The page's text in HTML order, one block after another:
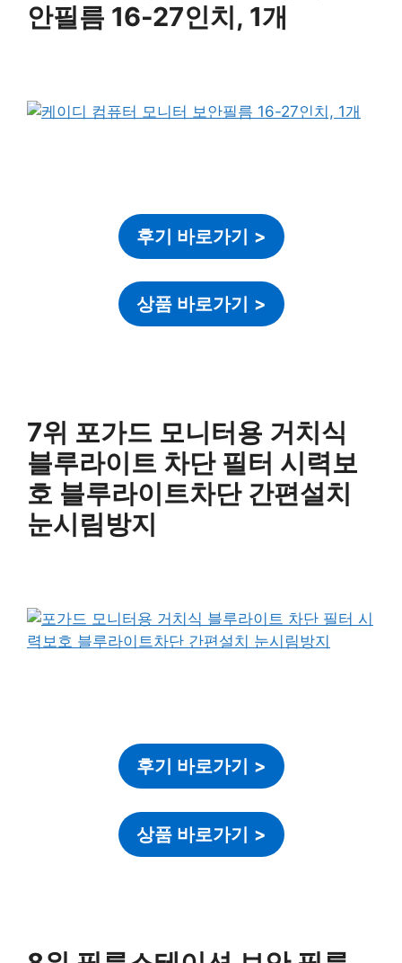
안필름 16-27인치, 1개
후기 바로가기 >
상품 바로가기 >
7위 포가드 모니터용 거치식
블루라이트 차단 필터 시력보
호 블루라이트차단 간편설치
눈시림방지
후기 바로가기 >
상품 바로가기 >